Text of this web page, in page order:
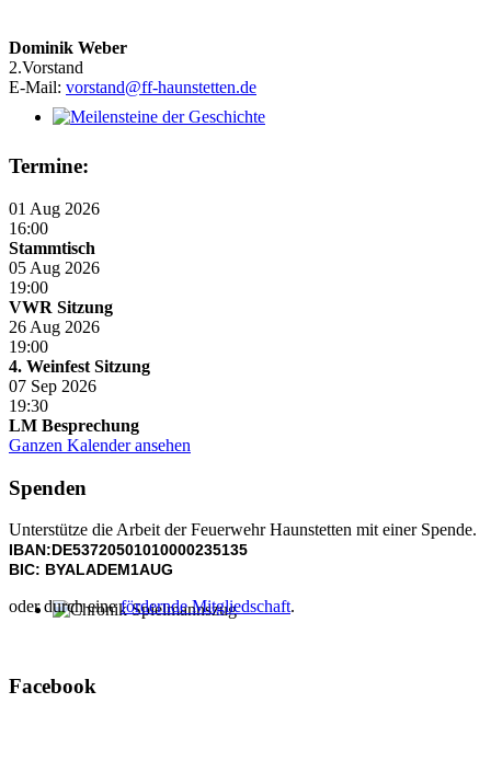
Dominik Weber
2.Vorstand
E-Mail: vorstand@ff-haunstetten.de
Termine:
01 Aug 2026
16:00
Stammtisch
05 Aug 2026
19:00
VWR Sitzung
26 Aug 2026
19:00
4. Weinfest Sitzung
07 Sep 2026
19:30
LM Besprechung
Ganzen Kalender ansehen
Spenden
Unterstütze die Arbeit der Feuerwehr Haunstetten mit einer Spende.
IBAN:DE53720501010000235135
BIC: BYALADEM1AUG
oder durch einefördernde Mitgliedschaft.
Facebook